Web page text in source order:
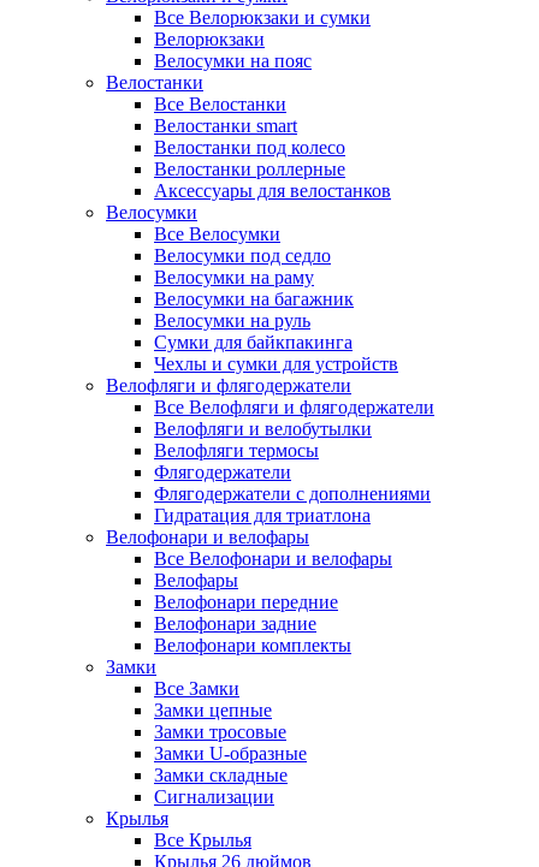
Все Велорюкзаки и сумки
Велорюкзаки
Велосумки на пояс
Велостанки
Все Велостанки
Велостанки smart
Велостанки под колесо
Велостанки роллерные
Аксессуары для велостанков
Велосумки
Все Велосумки
Велосумки под седло
Велосумки на раму
Велосумки на багажник
Велосумки на руль
Сумки для байкпакинга
Чехлы и сумки для устройств
Велофляги и флягодержатели
Все Велофляги и флягодержатели
Велофляги и велобутылки
Велофляги термосы
Флягодержатели
Флягодержатели с дополнениями
Гидратация для триатлона
Велофонари и велофары
Все Велофонари и велофары
Велофары
Велофонари передние
Велофонари задние
Велофонари комплекты
Замки
Все Замки
Замки цепные
Замки тросовые
Замки U-образные
Замки складные
Сигнализации
Крылья
Все Крылья
Крылья 26 дюймов